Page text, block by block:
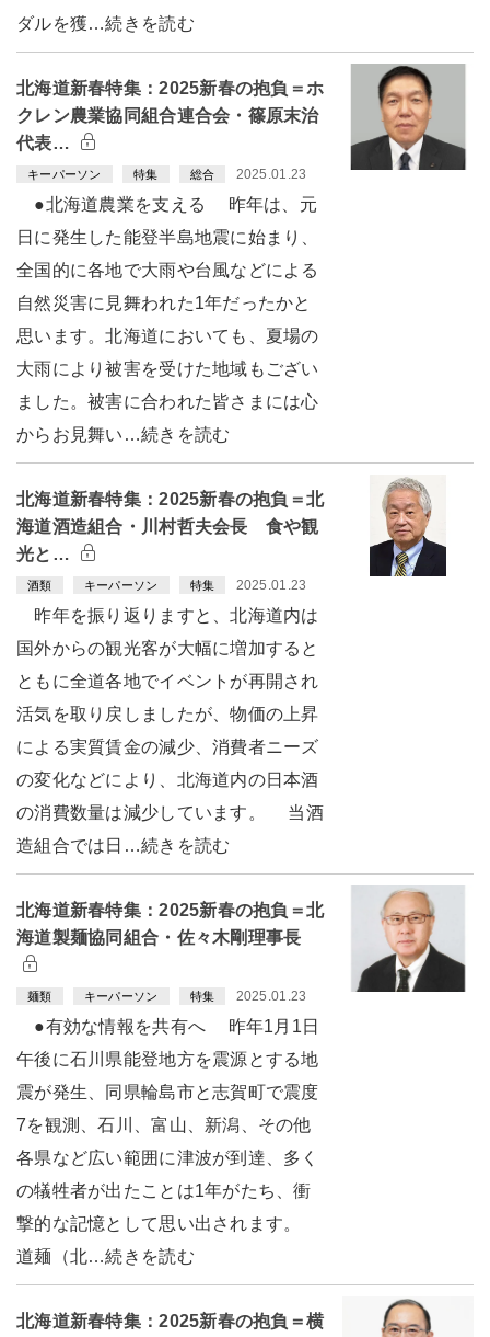
ダルを獲…続きを読む
北海道新春特集：2025新春の抱負＝ホ
クレン農業協同組合連合会・篠原末治
代表…
キーパーソン 特集 総合 2025.01.23
●北海道農業を支える 昨年は、元
日に発生した能登半島地震に始まり、
全国的に各地で大雨や台風などによる
自然災害に見舞われた1年だったかと
思います。北海道においても、夏場の
大雨により被害を受けた地域もござい
ました。被害に合われた皆さまには心
からお見舞い…続きを読む
北海道新春特集：2025新春の抱負＝北
海道酒造組合・川村哲夫会長 食や観
光と…
酒類 キーパーソン 特集 2025.01.23
昨年を振り返りますと、北海道内は
国外からの観光客が大幅に増加すると
ともに全道各地でイベントが再開され
活気を取り戻しましたが、物価の上昇
による実質賃金の減少、消費者ニーズ
の変化などにより、北海道内の日本酒
の消費数量は減少しています。 当酒
造組合では日…続きを読む
北海道新春特集：2025新春の抱負＝北
海道製麺協同組合・佐々木剛理事長
麺類 キーパーソン 特集 2025.01.23
●有効な情報を共有へ 昨年1月1日
午後に石川県能登地方を震源とする地
震が発生、同県輪島市と志賀町で震度
7を観測、石川、富山、新潟、その他
各県など広い範囲に津波が到達、多く
の犠牲者が出たことは1年がたち、衝
撃的な記憶として思い出されます。
道麺（北…続きを読む
北海道新春特集：2025新春の抱負＝横